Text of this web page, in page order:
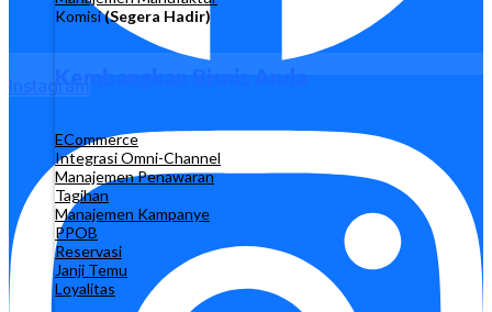
Komisi(Segera Hadir)
ECommerce
Integrasi Omni-Channel
Manajemen Penawaran
Tagihan
Manajemen Kampanye
PPOB
Reservasi
Janji Temu
Loyalitas